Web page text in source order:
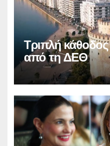
Τριπλή
από τη ΔΕΘ